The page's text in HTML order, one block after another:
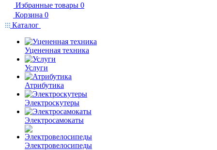
Избранные товары 0
Корзина 0
Каталог
Уцененная техника
Услуги
Атрибутика
Электроскутеры
Электросамокаты
Электровелосипеды